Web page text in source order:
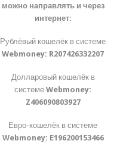
можно направлять и через
интернет:
Рублёвый кошелёк в системе
Webmoney: R207426332207
Долларовый кошелёк в
системеWebmoney:
Z406090803927
Евро-кошелёк в системе
Webmoney: E196200153466